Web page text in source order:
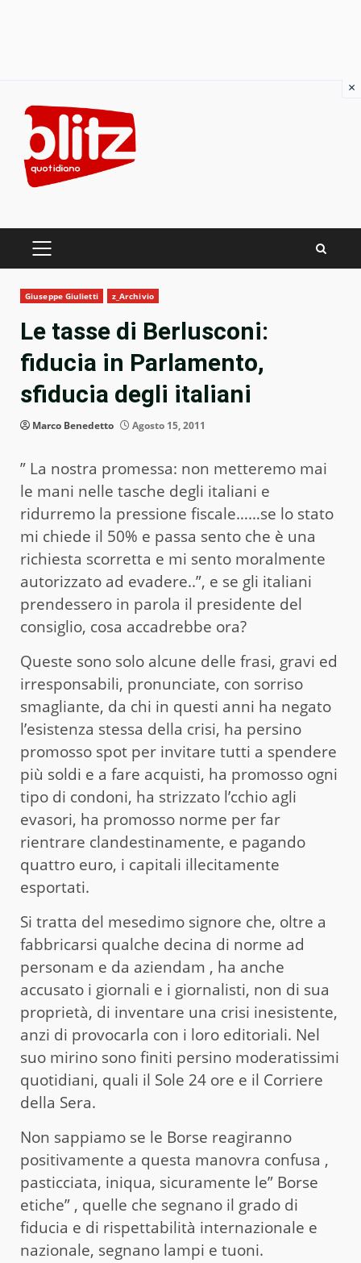
content
PRIMARY
Giuseppe Giulietti z_Archivio
Le tasse di Berlusconi:
fiducia in Parlamento,
sfiducia degli italiani
Marco Benedetto Agosto 15, 2011
” La nostra promessa: non metteremo mai
le mani nelle tasche degli italiani e
ridurremo la pressione fiscale……se lo stato
mi chiede il 50% e passa sento che è una
richiesta scorretta e mi sento moralmente
autorizzato ad evadere..”, e se gli italiani
prendessero in parola il presidente del
consiglio, cosa accadrebbe ora?
Queste sono solo alcune delle frasi, gravi ed
irresponsabili, pronunciate, con sorriso
smagliante, da chi in questi anni ha negato
l’esistenza stessa della crisi, ha persino
promosso spot per invitare tutti a spendere
più soldi e a fare acquisti, ha promosso ogni
tipo di condoni, ha strizzato l’cchio agli
evasori, ha promosso norme per far
rientrare clandestinamente, e pagando
quattro euro, i capitali illecitamente
esportati.
Si tratta del mesedimo signore che, oltre a
fabbricarsi qualche decina di norme ad
personam e da aziendam , ha anche
accusato i giornali e i giornalisti, non di sua
proprietà, di inventare una crisi inesistente,
anzi di provocarla con i loro editoriali. Nel
suo mirino sono finiti persino moderatissimi
quotidiani, quali il Sole 24 ore e il Corriere
della Sera.
Non sappiamo se le Borse reagiranno
positivamente a questa manovra confusa ,
pasticciata, iniqua, sicuramente le” Borse
etiche” , quelle che segnano il grado di
fiducia e di rispettabilità internazionale e
nazionale, segnano lampi e tuoni.
×